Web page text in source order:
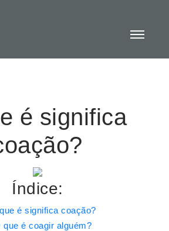
é significa
Índice:
é significa coação?
que é coagir alguém?